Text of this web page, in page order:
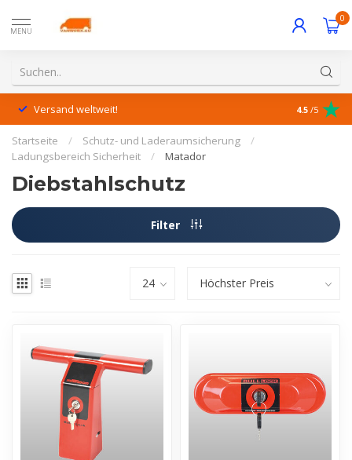
MENU
0
Versand weltweit! 4.5 /5
Startseite / Schutz- und Laderaumsicherung
/
Ladungsbereich Sicherheit
/ Matador
Diebstahlschutz
Filter